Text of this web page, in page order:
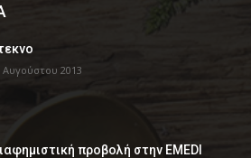
Αυγούστου 2013
προβολή στην EMEDI